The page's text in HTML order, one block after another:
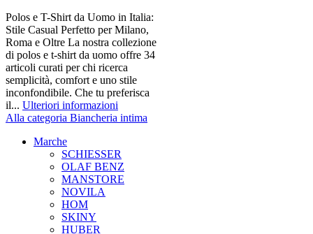
Polos e T-Shirt da Uomo in Italia:
Stile Casual Perfetto per Milano,
Roma e Oltre La nostra collezione
di polos e t-shirt da uomo offre 34
articoli curati per chi ricerca
semplicità, comfort e uno stile
inconfondibile. Che tu preferisca
il... Ulteriori informazioni
Alla categoria Biancheria intima
Marche
SCHIESSER
OLAF BENZ
MANSTORE
NOVILA
HOM
SKINY
HUBER